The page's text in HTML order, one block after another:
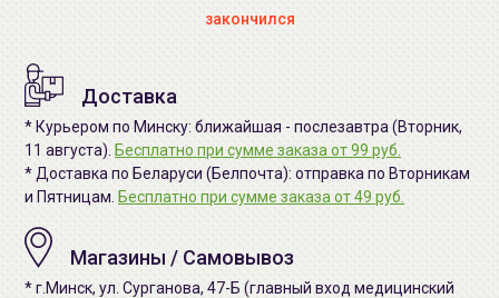
закончился
Доставка
* Курьером по Минску: ближайшая - послезавтра (Вторник,
11 августа). Бесплатно при сумме заказа от 99 руб.
* Доставка по Беларуси (Белпочта): отправка по Вторникам
и Пятницам. Бесплатно при сумме заказа от 49 руб.
Магазины / Самовывоз
* г.Минск, ул. Сурганова, 47-Б (главный вход медицинский